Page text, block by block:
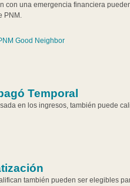
con una emergencia financiera
PNM.
Good Neighbor
Temporal
en los ingresos, también puede
también pueden ser elegibles